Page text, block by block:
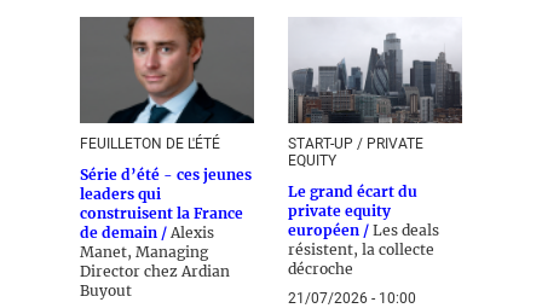
FEUILLETON DE L'ÉTÉ
Série d’été - ces jeunes
leaders qui
construisent la France
de demain / Alexis
Manet, Managing
Director chez Ardian
Buyout
START-UP / PRIVATE
EQUITY
Le grand écart du
private equity
européen / Les deals
résistent, la collecte
décroche
21/07/2026 - 10:00